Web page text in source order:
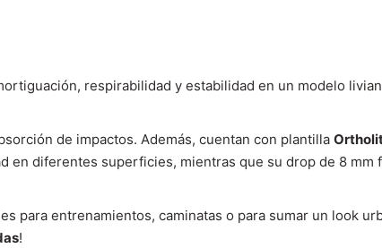
respirabilidad y estabilidad en un modelo
de impactos. Además, cuentan con plantilla
en diferentes superficies, mientras que su drop de 8 mm
para entrenamientos, caminatas o para sumar un look
!